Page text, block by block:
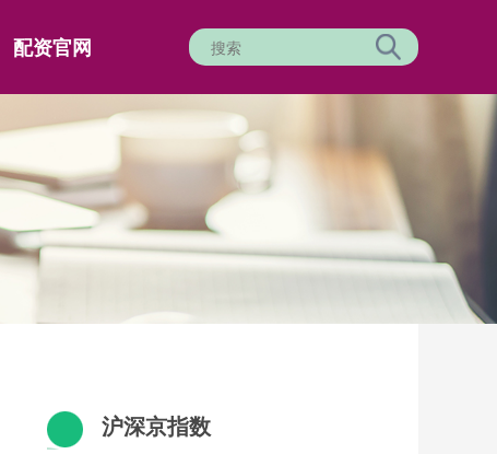
配资官网
沪深京指数